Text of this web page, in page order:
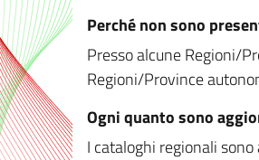
Perché non sono
Presso alcune Regioni/
Regioni/Province
Ogni quanto sono
I cataloghi regionali